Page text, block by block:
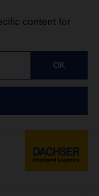
content for
OK